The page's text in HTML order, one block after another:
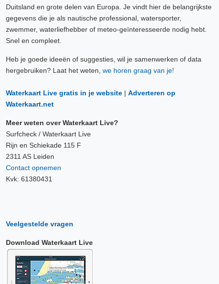
Duitsland en grote delen van Europa. Je vindt hier de belangrijkste
gegevens die je als nautische professional, watersporter,
zwemmer, waterliefhebber of meteo-geïnteresseerde nodig hebt.
Snel en compleet.
Heb je goede ideeën of suggesties, wil je samenwerken of data
hergebruiken? Laat het weten, we horen graag van je!
Waterkaart Live gratis in je website | Adverteren op
Waterkaart.net
Meer weten over Waterkaart Live?
Surfcheck / Waterkaart Live
Rijn en Schiekade 115 F
2311 AS Leiden
Contact opnemen
Kvk: 61380431
Veelgestelde vragen
Download Waterkaart Live